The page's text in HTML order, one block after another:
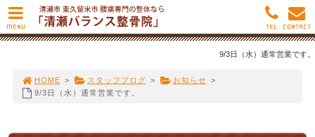
9/3日（水）通常営業です。
HOME > スタッフブログ > お知らせ >
9/3日（水）通常営業です。
MENU CONTACT
TEL